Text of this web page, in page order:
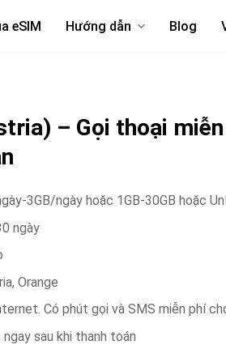
eSIM Hướng dẫn Blog
– Gọi thoại
3GB/ngày hoặc 1GB-30GB hoặc
ngày
Orange
Có phút gọi và SMS miễn phí
ngay sau khi thanh toán